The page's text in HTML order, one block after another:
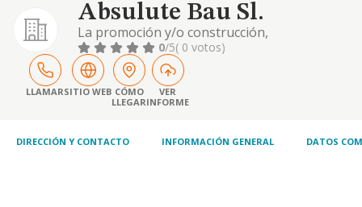
Absulute Bau Sl.
La promoción y/o construcción,
rehabilitación, reformas y mantenimiento,
por cuenta propia o ajena, de toda clase de
inmuebles. el alquiler de todo tipo de bienes
inmuebles, tanto de naturaleza urbana,
como rústica. actividad principal:
actividades antes dic
0/5( 0 votos)
LLAMARSITIO WEB CÓMO
LLEGAR
VER
INFORME
DIRECCIÓN Y CONTACTO INFORMACIÓN GENERAL DATOS